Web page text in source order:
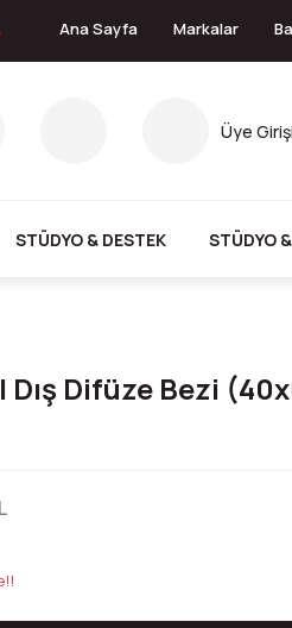
Ana Sayfa Markalar
Üye Girişi
STÜDYO & DESTEK STÜDYO
Dış Difüze Bezi